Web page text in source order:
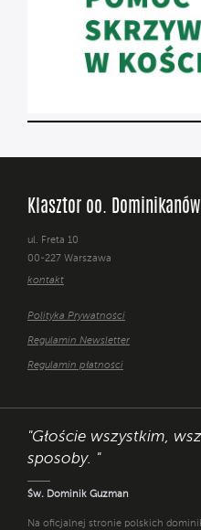
Klasztor oo.
ul. Freta 10
00-227 Warszawa
kontakt
Polityka Prywatności
Regulamin Newsletter
Regulamin płatności
"Głoście wszystkim,
sposoby. "
Św. Dominik Guzman
Na oficjalnej stronie polskich